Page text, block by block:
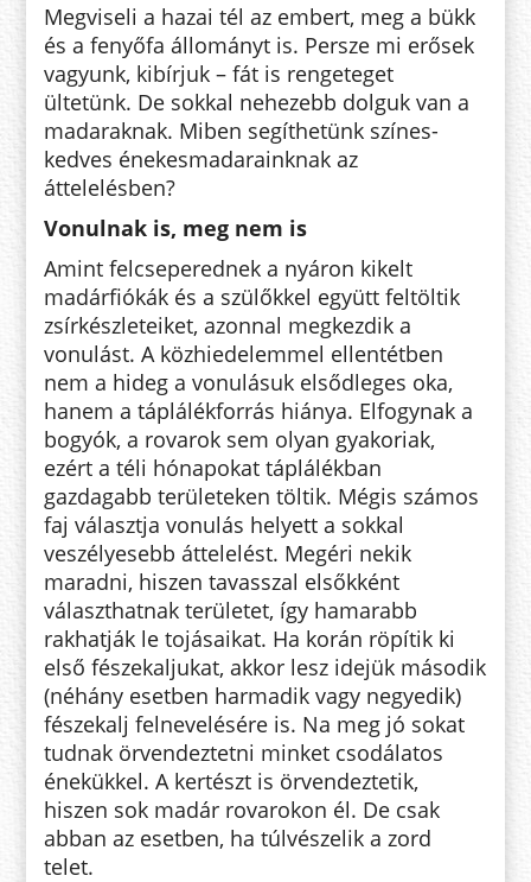
Megviseli a hazai tél az embert, meg a bükk
és a fenyőfa állományt is. Persze mi erősek
vagyunk, kibírjuk – fát is rengeteget
ültetünk. De sokkal nehezebb dolguk van a
madaraknak. Miben segíthetünk színes-
kedves énekesmadarainknak az
áttelelésben?
Vonulnak is, meg nem is
Amint felcseperednek a nyáron kikelt
madárfiókák és a szülőkkel együtt feltöltik
zsírkészleteiket, azonnal megkezdik a
vonulást. A közhiedelemmel ellentétben
nem a hideg a vonulásuk elsődleges oka,
hanem a táplálékforrás hiánya. Elfogynak a
bogyók, a rovarok sem olyan gyakoriak,
ezért a téli hónapokat táplálékban
gazdagabb területeken töltik. Mégis számos
faj választja vonulás helyett a sokkal
veszélyesebb áttelelést. Megéri nekik
maradni, hiszen tavasszal elsőkként
választhatnak területet, így hamarabb
rakhatják le tojásaikat. Ha korán röpítik ki
első fészekaljukat, akkor lesz idejük második
(néhány esetben harmadik vagy negyedik)
fészekalj felnevelésére is. Na meg jó sokat
tudnak örvendeztetni minket csodálatos
énekükkel. A kertészt is örvendeztetik,
hiszen sok madár rovarokon él. De csak
abban az esetben, ha túlvészelik a zord
telet.